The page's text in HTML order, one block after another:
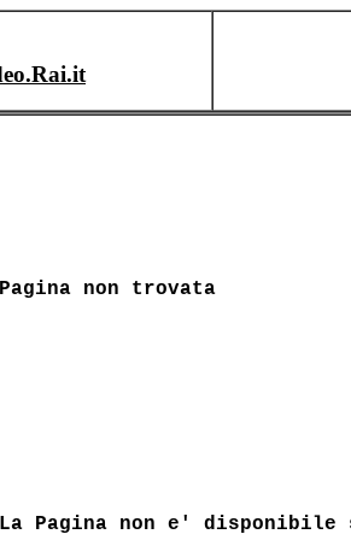
Pagina non trovata
La Pagina non e' disponibile